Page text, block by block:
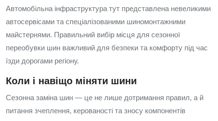
Автомобільна інфраструктура тут представлена невеликими
автосервісами та спеціалізованими шиномонтажними
майстернями. Правильний вибір місця для сезонної
переобувки шин важливий для безпеки та комфорту під час
їзди дорогами регіону.
Коли і навіщо міняти шини
Сезонна заміна шин — це не лише дотримання правил, а й
питання зчеплення, керованості та зносу компонентів